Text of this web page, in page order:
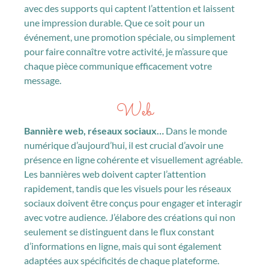
avec des supports qui captent l’attention et laissent
une impression durable. Que ce soit pour un
événement, une promotion spéciale, ou simplement
pour faire connaître votre activité, je m’assure que
chaque pièce communique efficacement votre
message.
Web
Bannière web, réseaux sociaux… Dans le monde
numérique d’aujourd’hui, il est crucial d’avoir une
présence en ligne cohérente et visuellement agréable.
Les bannières web doivent capter l’attention
rapidement, tandis que les visuels pour les réseaux
sociaux doivent être conçus pour engager et interagir
avec votre audience. J’élabore des créations qui non
seulement se distinguent dans le flux constant
d’informations en ligne, mais qui sont également
adaptées aux spécificités de chaque plateforme.